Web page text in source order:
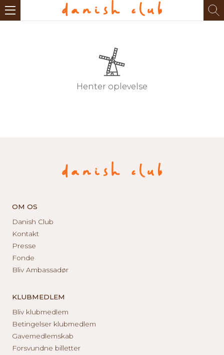
Henter oplevelse
OM OS
Danish Club
Kontakt
Presse
Fonde
Bliv Ambassadør
KLUBMEDLEM
Bliv klubmedlem
Betingelser klubmedlem
Gavemedlemskab
Forsvundne billetter